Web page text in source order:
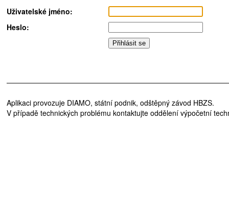
Uživatelské jméno:
Heslo:
Aplikaci provozuje DIAMO, státní podnik, odštěpný závod HBZS.
V případě technických problému kontaktujte oddělení výpočetní